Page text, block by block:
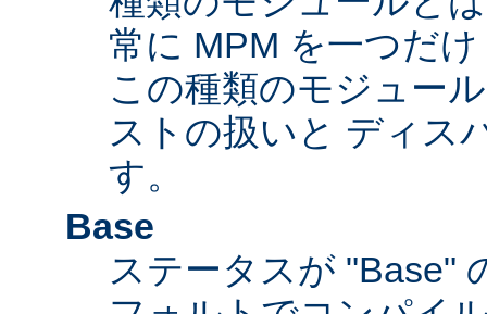
常に MPM を一つだ
この種類のモジュー
ストの扱いと ディス
す。
Base
ステータスが "Base"